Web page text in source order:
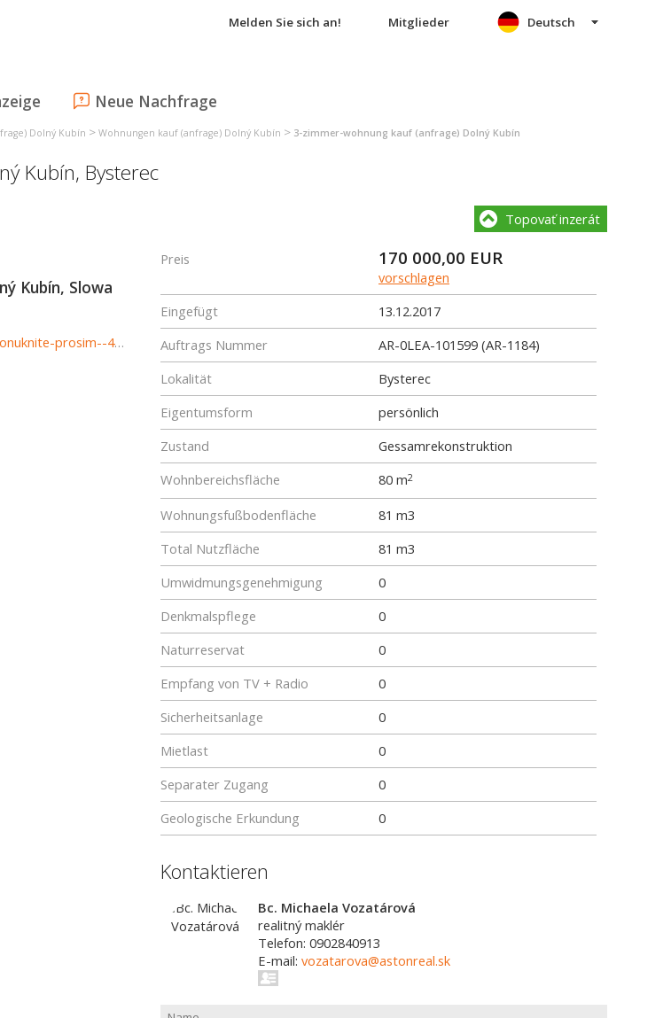
Melden Sie sich an! Mitglieder
Neue Nachfrage
Deutsch
Dolný Kubín > Wohnungen kauf (anfrage) Dolný Kubín > 3-zimmer-wohnung kauf (anfrage) Dolný Kubín
Kubín, Bysterec
Kubín, Slowa
http://www.astonreal.sk/hladam-pre-klienta-4-izbovy-byt-v-dolnom-kubine-ponuknite-prosim--402446
Topovať inzerát
Preis 170 000,00 EUR
vorschlagen
Eingefügt
13.12.2017
Auftrags Nummer
AR-0LEA-101599 (AR-1184)
Lokalität
Bysterec
Eigentumsform
persönlich
Zustand
Gessamrekonstruktion
Wohnbereichsfläche
80 m2
Wohnungsfußbodenfläche
81 m3
Total Nutzfläche
81 m3
Umwidmungsgenehmigung
0
Denkmalspflege
0
Naturreservat
0
Empfang von TV + Radio
0
Sicherheitsanlage
0
Mietlast
0
Separater Zugang
0
Geologische Erkundung
0
Kontaktieren
Bc. Michaela Vozatárová
realitný maklér
Telefon: 0902840913
E-mail: vozatarova@astonreal.sk